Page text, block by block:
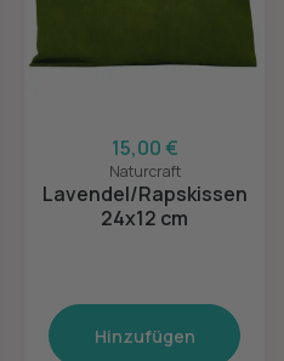
15,00 €
Naturcraft
Lavendel/Rapskissen
24x12 cm
Hinzufügen